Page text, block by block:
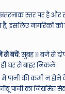
स्तर पर है और
है, इसलिए नागरिकों
से बचें:सुबह 11 बजे से
घर से बाहर निकलें।
में पानी की कमी न
पानी का नियमित